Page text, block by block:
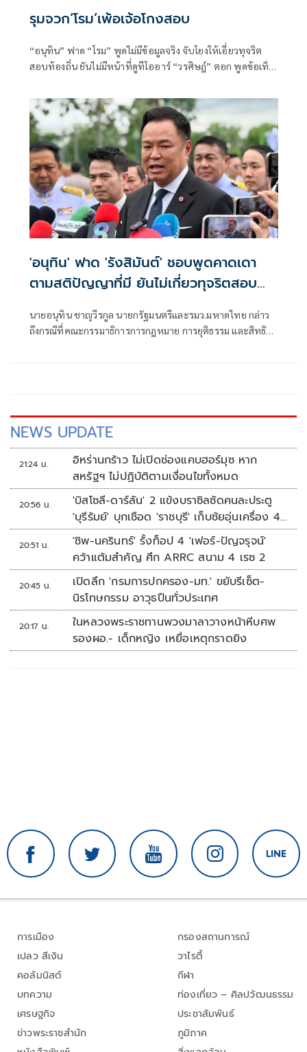
รุมจวก‘โรม’เพ้อเจ้อโกงสอบ
“อนุทิน” ฟาด “โรม” พูดไม่มีข้อมูลจริง จับโยงให้เอี่ยวทุจริต
สอบท้องถิ่น ยันไม่มีหน้าที่ดูทีโออาร์ “วรศิษฎ์” ตอก พูดข้อเท็จ
'อนุทิน' ฟาด 'รังสิมันต์' ชอบพูดคาดเดา
ตามสติปัญญาที่มี ยันไม่เกี่ยวทุจริตสอบ
นายอนุทิน ชาญวีรกูล นายกรัฐมนตรีและรมว.มหาดไทย กล่าว
ถึงกรณีที่คณะกรรมาธิการการกฎหมาย การยุติธรรม และสิทธิ
NEWS UPDATE
21:24 น.
อิหร่านกร้าว ไม่เปิดช่องแคบฮอร์มุซ หาก
สหรัฐฯ ไม่ปฏิบัติตามเงื่อนไขทั้งหมด
20:56 น.
'บิสโซลี-ดาร์ลัน' 2 แข้งบราซิลซัดคนละประตู
'บุรีรัมย์' บุกเชือด 'ราชบุรี' เก็บชัยอุ่นเครื่อง 4
นัดรวด
20:51 น.
'ชิพ-นครินทร์' รั้งท็อป 4 'เฟอร์-ปัญจรุจน์'
คว้าแต้มสำคัญ ศึก ARRC สนาม 4 เรซ 2
20:45 น.
เปิดลึก 'กรมการปกครอง-มท.' ขยับรีเซ็ต-
นิรโทษกรรม อาวุธปืนทั่วประเทศ
20:17 น.
ในหลวงพระราชทานพวงมาลาวางหน้าหีบศพ
รองผอ.- เด็กหญิง เหยื่อเหตุกราดยิง
การเมือง
เปลว สีเงิน
คอลัมนิสต์
บทความ
เศรษฐกิจ
ข่าวพระราชสำนัก
กรองสถานการณ์
วาไรตี้
กีฬา
ท่องเที่ยว – ศิลปวัฒนธรรม
ประชาสัมพันธ์
ภูมิภาค